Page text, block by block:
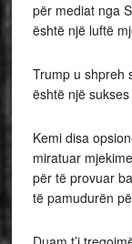
për mediat nga
është një luftë
Trump u shpreh
është një sukses
Kemi disa
miratuar
për të provuar
të pamudurën